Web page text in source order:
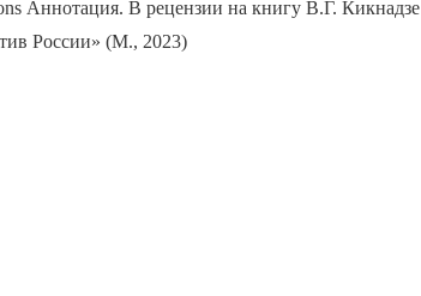
Аннотация. В рецензии на книгу В.Г. Кикнадзе
России» (М., 2023)